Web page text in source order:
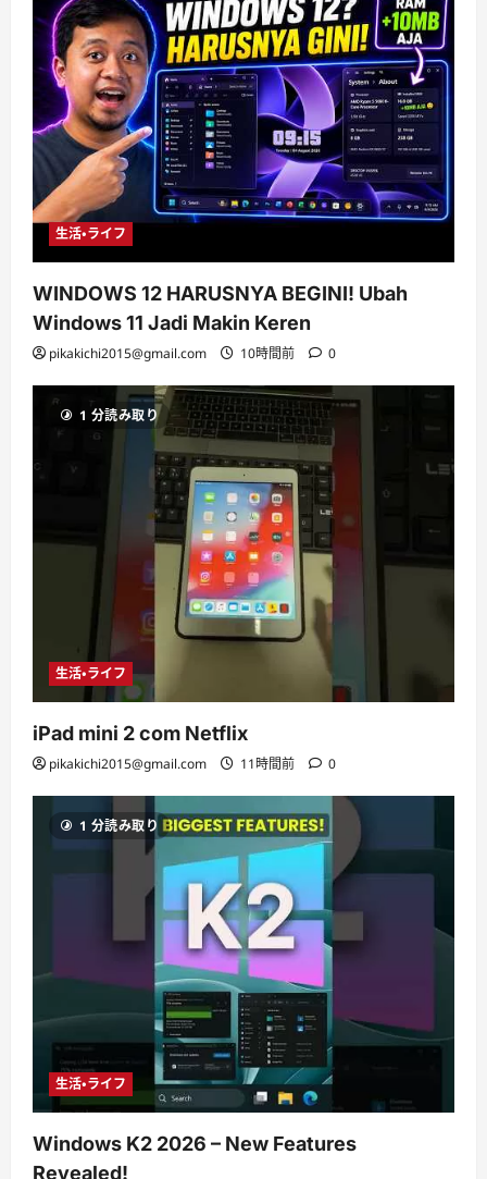
生活・ライフ
WINDOWS 12 HARUSNYA BEGINI! Ubah
Windows 11 Jadi Makin Keren
pikakichi2015@gmail.com 10時間前 0
1 分読み取り
生活・ライフ
iPad mini 2 com Netflix
pikakichi2015@gmail.com 11時間前 0
1 分読み取り
生活・ライフ
Windows K2 2026 – New Features
Revealed!